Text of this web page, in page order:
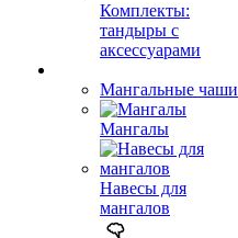
Комплекты:
тандыры с
аксессуарами
Мангальные чаши
Мангалы
Навесы для
мангалов